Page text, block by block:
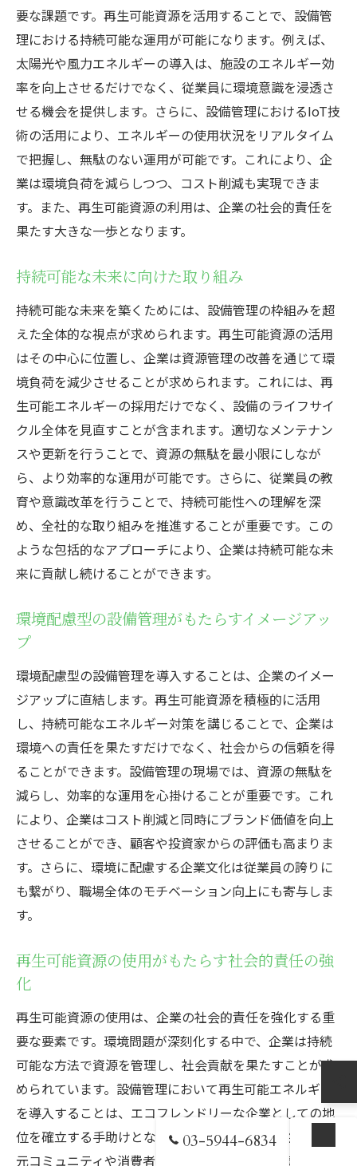
要な課題です。再生可能資源を活用することで、設備管
理における持続可能な運用が可能になります。例えば、
太陽光や風力エネルギーの導入は、施設のエネルギー効
率を向上させるだけでなく、従業員に環境意識を浸透さ
せる機会を提供します。さらに、設備管理におけるIoT技
術の活用により、エネルギーの使用状況をリアルタイム
で把握し、無駄のない運用が可能です。これにより、企
業は環境負荷を減らしつつ、コスト削減も実現できま
す。また、再生可能資源の利用は、企業の社会的責任を
果たす大きな一歩となります。
持続可能な未来に向けた取り組み
持続可能な未来を築くためには、設備管理の枠組みを超
えた全体的な視点が求められます。再生可能資源の活用
はその中心に位置し、企業は資源管理の改善を通じて環
境負荷を減少させることが求められます。これには、再
生可能エネルギーの採用だけでなく、設備のライフサイ
クル全体を見直すことが含まれます。適切なメンテナン
スや更新を行うことで、資源の無駄を最小限にしなが
ら、より効率的な運用が可能です。さらに、従業員の教
育や意識改革を行うことで、持続可能性への理解を深
め、全社的な取り組みを推進することが重要です。この
ような包括的なアプローチにより、企業は持続可能な未
来に貢献し続けることができます。
環境配慮型の設備管理がもたらすイメージアッ
プ
環境配慮型の設備管理を導入することは、企業のイメー
ジアップに直結します。再生可能資源を積極的に活用
し、持続可能なエネルギー対策を講じることで、企業は
環境への責任を果たすだけでなく、社会からの信頼を得
ることができます。設備管理の現場では、資源の無駄を
減らし、効率的な運用を心掛けることが重要です。これ
により、企業はコスト削減と同時にブランド価値を向上
させることができ、顧客や投資家からの評価も高まりま
す。さらに、環境に配慮する企業文化は従業員の誇りに
も繋がり、職場全体のモチベーション向上にも寄与しま
す。
再生可能資源の使用がもたらす社会的責任の強
化
再生可能資源の使用は、企業の社会的責任を強化する重
要な要素です。環境問題が深刻化する中で、企業は持続
可能な方法で資源を管理し、社会貢献を果たすことが求
められています。設備管理において再生可能エネルギー
を導入することは、エコフレンドリーな企業としての地
位を確立する手助けとなります。これにより、企業は地
元コミュニティや消費者との関係を強化し、持続可能な
03-5944-6834